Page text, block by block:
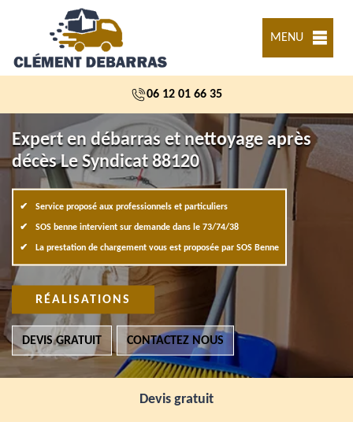
MENU
06 12 01 66 35
Expert en débarras et nettoyage après
décès Le Syndicat 88120
Service proposé aux professionnels et particuliers
SOS benne intervient sur demande dans le 73/74/38
La prestation de chargement vous est proposée par SOS Benne
RÉALISATIONS
DEVIS GRATUIT CONTACTEZ NOUS
Devis gratuit